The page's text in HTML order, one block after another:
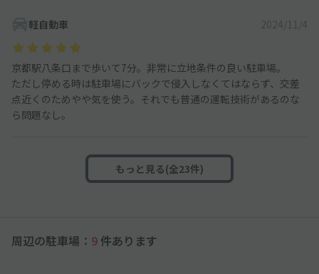
軽自動車 2024/11/4
京都駅八条口まで歩いて7分。非常に立地条件の良い駐車場。
ただし停める時は駐車場にバックで侵入しなくてはならず、交差
点近くのためやや気を使う。それでも普通の運転技術があるのな
ら問題なし。
もっと見る(全23件)
周辺の駐車場： 9 件あります